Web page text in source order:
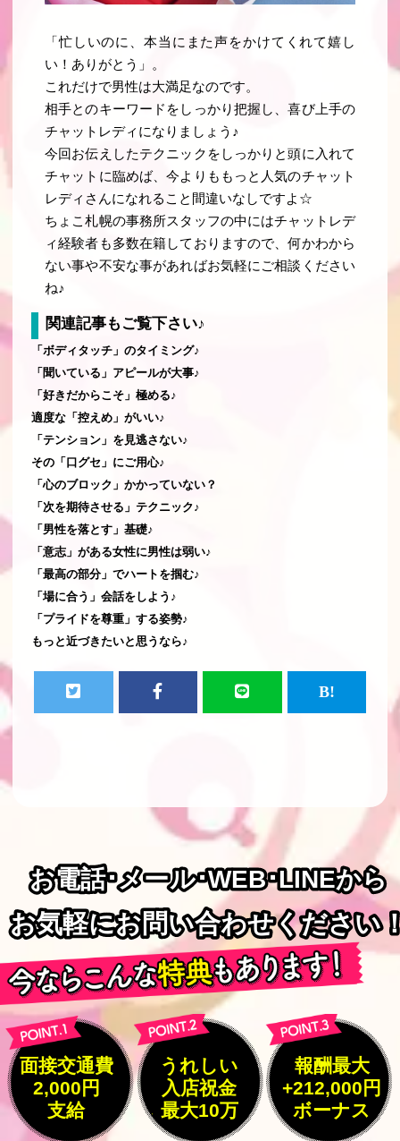
「忙しいのに、本当にまた声をかけてくれて嬉し
い！ありがとう」。
これだけで男性は大満足なのです。
相手とのキーワードをしっかり把握し、喜び上手の
チャットレディになりましょう♪
今回お伝えしたテクニックをしっかりと頭に入れて
チャットに臨めば、今よりももっと人気のチャット
レディさんになれること間違いなしですよ☆
ちょこ札幌の事務所スタッフの中にはチャットレデ
ィ経験者も多数在籍しておりますので、何かわから
ない事や不安な事があればお気軽にご相談ください
ね♪
関連記事もご覧下さい♪
「ボディタッチ」のタイミング♪
「聞いている」アピールが大事♪
「好きだからこそ」極める♪
適度な「控えめ」がいい♪
「テンション」を見逃さない♪
その「口グセ」にご用心♪
「心のブロック」かかっていない？
「次を期待させる」テクニック♪
「男性を落とす」基礎♪
「意志」がある女性に男性は弱い♪
「最高の部分」でハートを掴む♪
「場に合う」会話をしよう♪
「プライドを尊重」する姿勢♪
もっと近づきたいと思うなら♪
お電話･メール･WEB･LINEから
お電話･メール･WEB･LINEから
お気軽にお問い合わせください
お気軽にお問い合わせください
面接交通費
2,000円
支給
うれしい
入店祝金
最大10万
報酬最大
+212,000円
ボーナス